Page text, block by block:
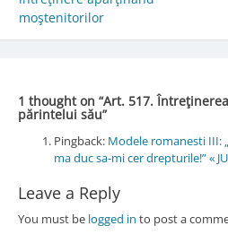
navigation
moştenitorilor
1 thought on “Art. 517.
părintelui său”
Pingback: Modele romanesti III:
ma duc sa-mi cer drepturile!” «
Leave a Reply
You must be logged in to post a